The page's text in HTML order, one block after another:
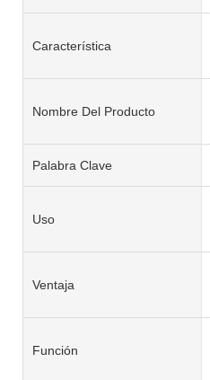
Característica
Nombre Del Producto
Palabra Clave
Uso
Ventaja
Función